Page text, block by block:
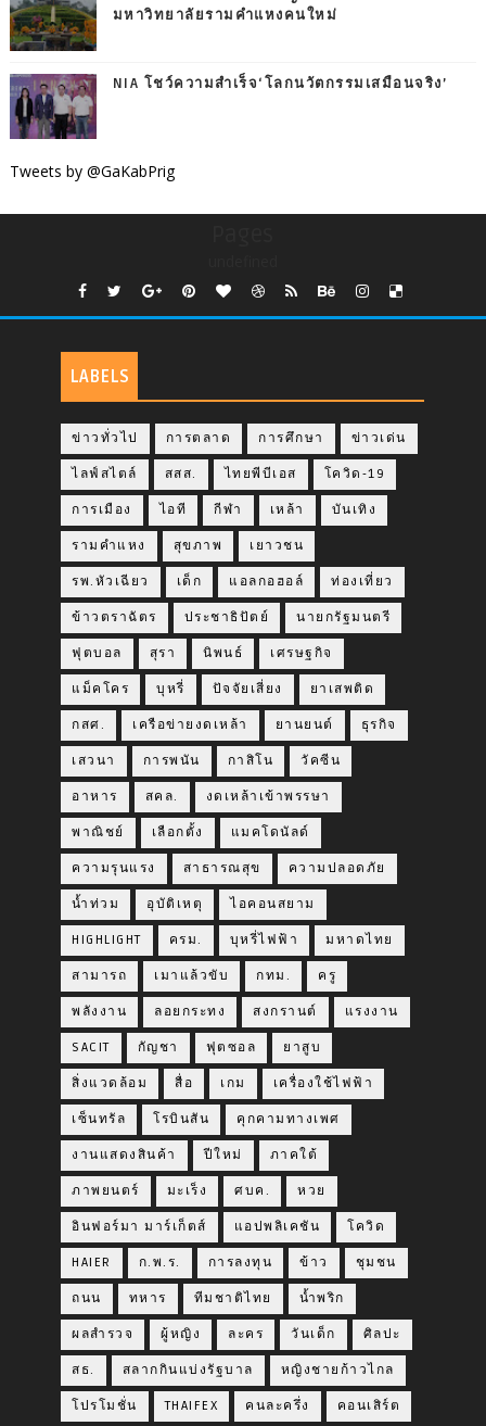
มหาวิทยาลัยรามคำแหงคนใหม่
NIA โชว์ความสำเร็จ‘โลกนวัตกรรมเสมือนจริง’
Tweets by @GaKabPrig
LABELS
ข่าวทั่วไป การตลาด การศึกษา ข่าวเด่น
ไลฟ์สไตล์ สสส. ไทยพีบีเอส โควิด-19
การเมือง ไอที กีฬา เหล้า บันเทิง
รามคำแหง สุขภาพ เยาวชน
รพ.หัวเฉียว เด็ก แอลกอฮอล์ ท่องเที่ยว
ข้าวตราฉัตร ประชาธิปัตย์ นายกรัฐมนตรี
ฟุตบอล สุรา นิพนธ์ เศรษฐกิจ
แม็คโคร บุหรี่ ปัจจัยเสี่ยง ยาเสพติด
กสศ. เครือข่ายงดเหล้า ยานยนต์ ธุรกิจ
เสวนา การพนัน กาสิโน วัคซีน
อาหาร สคล. งดเหล้าเข้าพรรษา
พาณิชย์ เลือกตั้ง แมคโดนัลด์
ความรุนแรง สาธารณสุข ความปลอดภัย
น้ำท่วม อุบัติเหตุ ไอคอนสยาม
HIGHLIGHT ครม. บุหรี่ไฟฟ้า มหาดไทย
สามารถ เมาแล้วขับ กทม. ครู
พลังงาน ลอยกระทง สงกรานต์ แรงงาน
SACIT กัญชา ฟุตซอล ยาสูบ
สิ่งแวดล้อม สื่อ เกม เครื่องใช้ไฟฟ้า
เซ็นทรัล โรบินสัน คุกคามทางเพศ
งานแสดงสินค้า ปีใหม่ ภาคใต้
ภาพยนตร์ มะเร็ง ศบค. หวย
อินฟอร์มา มาร์เก็ตส์ แอปพลิเคชัน โควิด
HAIER ก.พ.ร. การลงทุน ข้าว ชุมชน
ถนน ทหาร ทีมชาติไทย น้ำพริก
ผลสำรวจ ผู้หญิง ละคร วันเด็ก ศิลปะ
สธ. สลากกินแบ่งรัฐบาล หญิงชายก้าวไกล
โปรโมชั่น THAIFEX คนละครึ่ง คอนเสิร์ต